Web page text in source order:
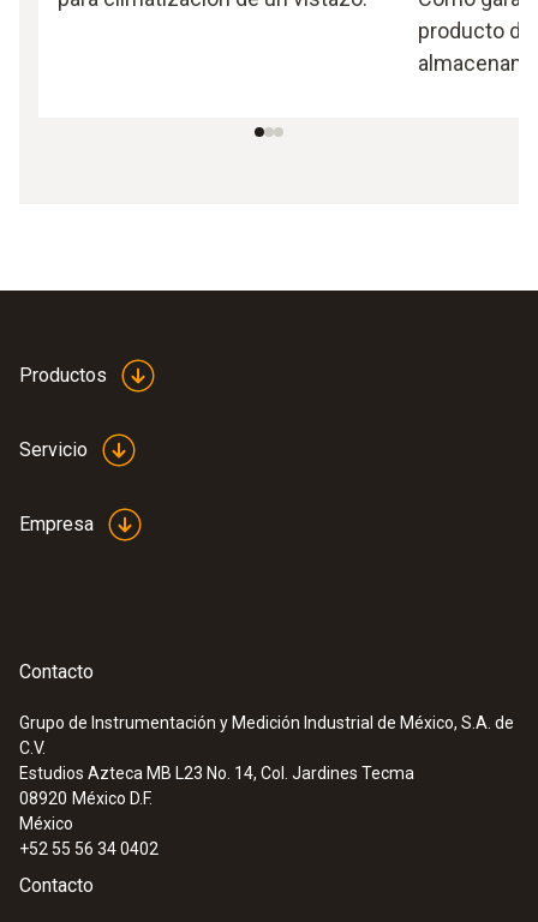
producto
Productos
Servicio
Empresa
Contacto
Grupo de Instrumentación y Medición Industrial de México, S.A. de
C.V.
Estudios Azteca MB L23 No. 14, Col. Jardines Tecma
08920 México D.F.
México
+52 55 56 34 0402
Contacto